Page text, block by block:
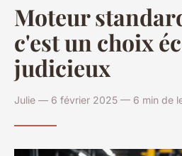
Moteur
c'est un choix
judicieux
Julie — 6 février 2025 — 6 min de